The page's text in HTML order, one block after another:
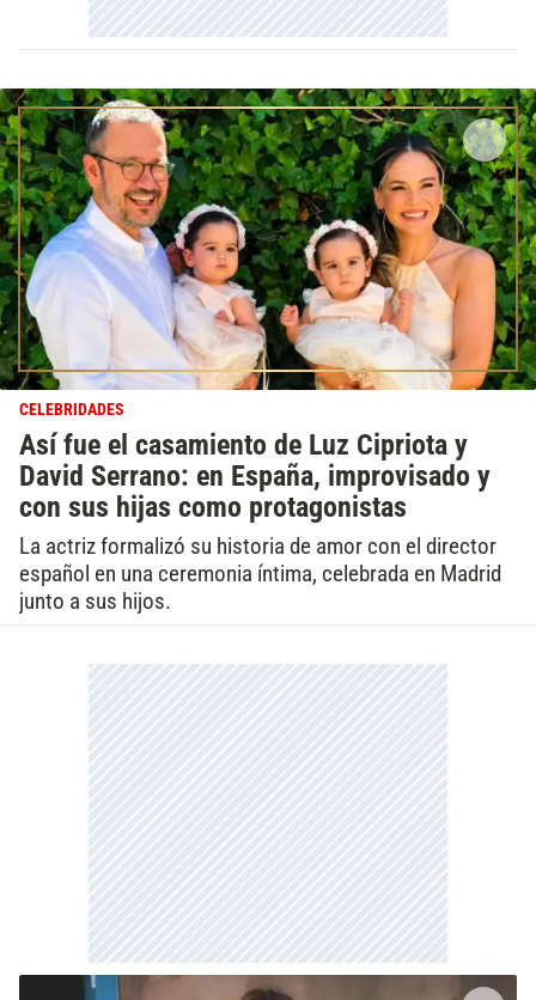
CELEBRIDADES
Así fue el casamiento de Luz Cipriota y
David Serrano: en España, improvisado y
con sus hijas como protagonistas
La actriz formalizó su historia de amor con el director
español en una ceremonia íntima, celebrada en Madrid
junto a sus hijos.